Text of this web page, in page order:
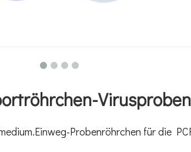
Probenröhrchen für die